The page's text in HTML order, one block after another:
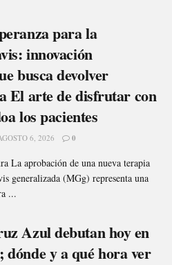
para la
innovación
busca devolver
El arte de disfrutar con
los pacientes
6, 2026 0
La aprobación de una nueva terapia
generalizada (MGg) representa una
...
Azul debutan hoy en
dónde y a qué hora ver